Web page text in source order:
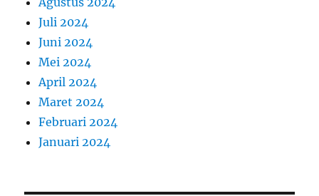
Juli 2024
Juni 2024
Mei 2024
April 2024
Maret 2024
Februari 2024
Januari 2024